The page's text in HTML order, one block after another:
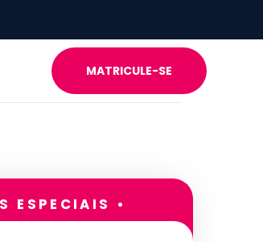
MATRICULE-SE
ESPECIAIS •